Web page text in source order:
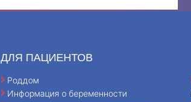
ДЛЯ ПАЦИЕНТОВ
Роддом
Информация о беременности